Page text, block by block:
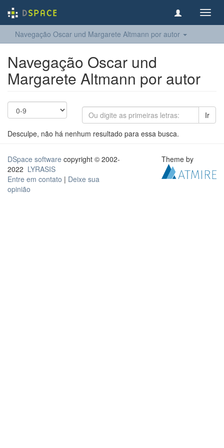
Navegação Oscar und Margarete Altmann por autor
Navegação Oscar und
Margarete Altmann por autor
Ir
Desculpe, não há nenhum resultado para essa busca.
DSpace software copyright © 2002-
2022 LYRASIS
Entre em contato | Deixe sua
opinião
Theme by